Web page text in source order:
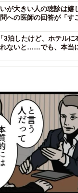
いが大きい人の聴診は
への医師の回答が「す
3泊したけど、ホテル
れないと……でも、本当